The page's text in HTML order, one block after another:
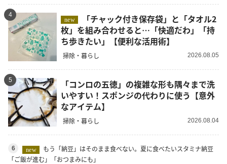
4
new
枚」を組み合わせると…「快適だわ」「持
ち歩きたい」【便利な活用術】
掃除・暮らし 2026.08.05
5
「コンロの五徳」の複雑な形も隅々まで洗
いやすい！スポンジの代わりに使う【意外
なアイテム】
掃除・暮らし 2026.08.04
6 new
もう「納豆」はそのまま食べない。夏に食べたいスタミナ納豆
「ご飯が進む」「おつまみにも」